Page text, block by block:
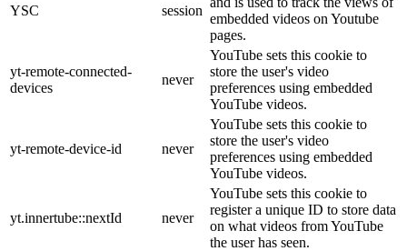
YSC session
embedded videos on Youtube
pages.
yt-remote-connected-
devices
never
YouTube sets this cookie to
store the user's video
preferences using embedded
YouTube videos.
yt-remote-device-id never
YouTube sets this cookie to
store the user's video
preferences using embedded
YouTube videos.
yt.innertube::nextId never
YouTube sets this cookie to
register a unique ID to store data
on what videos from YouTube
the user has seen.